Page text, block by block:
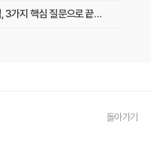
치아보험 비교사이트 선택, 3가지 핵심 질문으로 끝내기
돌아가기